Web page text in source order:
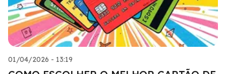
01/04/2026 - 13:19